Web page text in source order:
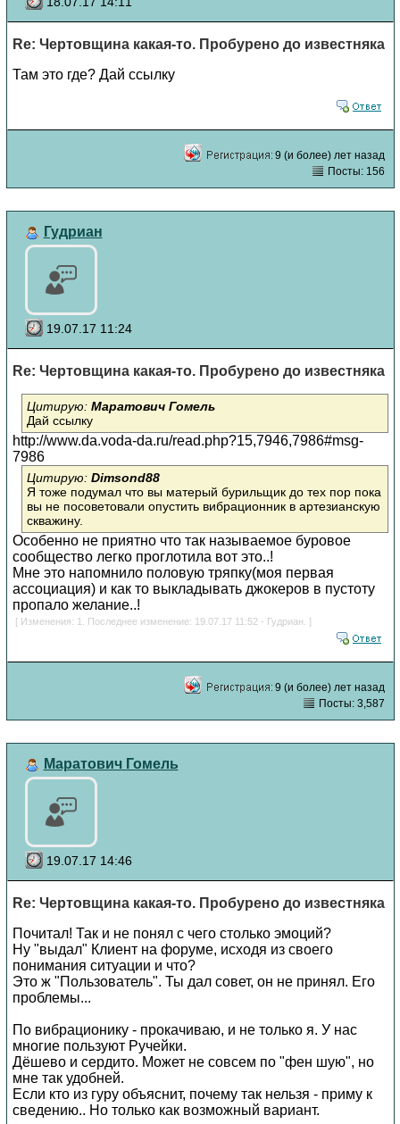
Re: Чертовщина какая-то. Пробурено до известняка
Там это где? Дай ссылку
9 (и более) лет назад
Посты: 156
Гудриан
19.07.17 11:24
Re: Чертовщина какая-то. Пробурено до известняка
Цитирую: Маратович Гомель
Дай ссылку
http://www.da.voda-da.ru/read.php?15,7946,7986#msg-
7986
Цитирую: Dimsond88
Я тоже подумал что вы матерый бурильщик до тех пор пока
вы не посоветовали опустить вибрационник в артезианскую
скважину.
Особенно не приятно что так называемое буровое
сообщество легко проглотила вот это..!
Мне это напомнило половую тряпку(моя первая
ассоциация) и как то выкладывать джокеров в пустоту
пропало желание..!
[ Изменения: 1. Последнее изменение: 19.07.17 11:52 - Гудриан. ]
9 (и более) лет назад
Посты: 3,587
Маратович Гомель
19.07.17 14:46
Re: Чертовщина какая-то. Пробурено до известняка
Почитал! Так и не понял с чего столько эмоций?
Ну "выдал" Клиент на форуме, исходя из своего
понимания ситуации и что?
Это ж "Пользователь". Ты дал совет, он не принял. Его
проблемы...
По вибрационику - прокачиваю, и не только я. У нас
многие пользуют Ручейки.
Дёшево и сердито. Может не совсем по "фен шую", но
мне так удобней.
Если кто из гуру объяснит, почему так нельзя - приму к
сведению.. Но только как возможный вариант.